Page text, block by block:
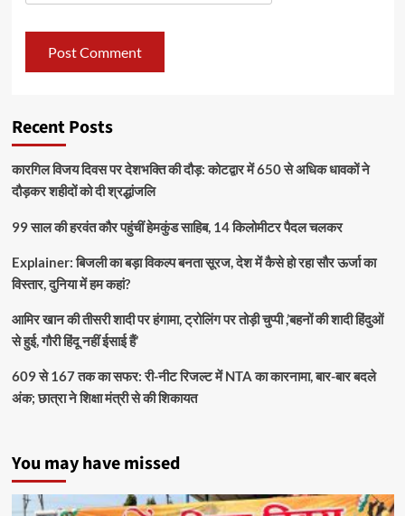
Recent Posts
कारगिल विजय दिवस पर देशभक्ति की दौड़: कोटद्वार में 650 से अधिक धावकों ने
दौड़कर शहीदों को दी श्रद्धांजलि
99 साल की हरवंत कौर पहुंचीं हेमकुंड साहिब, 14 किलोमीटर पैदल चलकर
Explainer: बिजली का बड़ा विकल्प बनता सूरज, देश में कैसे हो रहा सौर ऊर्जा का
विस्तार, दुनिया में हम कहां?
आमिर खान की तीसरी शादी पर हंगामा, ट्रोलिंग पर तोड़ी चुप्पी ,’बहनों की शादी हिंदुओं
से हुई, गौरी हिंदू नहीं ईसाई हैं’
609 से 167 तक का सफर: री-नीट रिजल्ट में NTA का कारनामा, बार-बार बदले
अंक; छात्रा ने शिक्षा मंत्री से की शिकायत
You may have missed